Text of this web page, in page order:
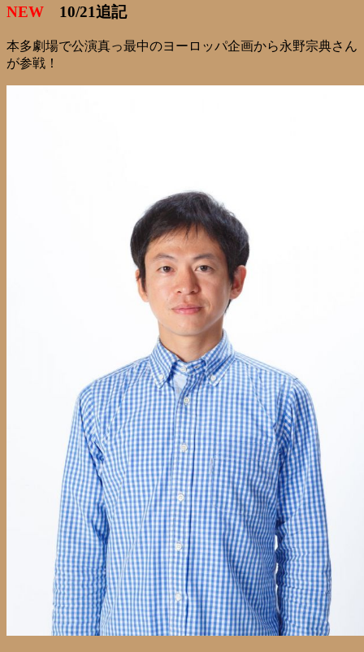
NEW 10/21追記
本多劇場で公演真っ最中のヨーロッパ企画から永野宗典さん
が参戦！